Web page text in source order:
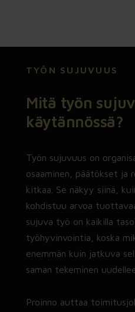
TYÖN SUJUVUUS
Mitä työn
käytännössä?
Työn sujuvuus on
osaaminen, päätökset ja
kitkaa. Se näkyy siinä,
kohdistuu arvoa
sujuva työ on kaikilla
työhyvinvointia, koska
enemmän kuin jatkuva
saman tekeminen
Proinno auttaa
diligence
yrityskauppaa,
uutta johtoa, investointia
uudistusta arvioidaan,
vahvistaa ennen
Strateginen varjojäsen™
→ Jatkuva
päätöksiin. Yhteinen
ajan tasalla
omistajan tai hallituksen
puheenjohtajan rinnalla,
vaikutukset näkyvät